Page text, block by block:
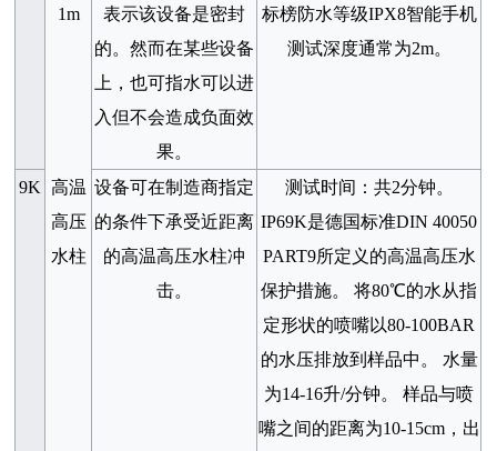
1m
表示该设备是密封
的。然而在某些设备
上，也可指水可以进
入但不会造成负面效
果。
标榜防水等级IPX8智能手机
测试深度通常为2m。
9K 高温
高压
水柱
设备可在制造商指定
的条件下承受近距离
的高温高压水柱冲
击。
测试时间：共2分钟。
IP69K是德国标准DIN 40050
PART9所定义的高温高压水
保护措施。 将80℃的水从指
定形状的喷嘴以80-100BAR
的水压排放到样品中。 水量
为14-16升/分钟。 样品与喷
嘴之间的距离为10-15cm，出